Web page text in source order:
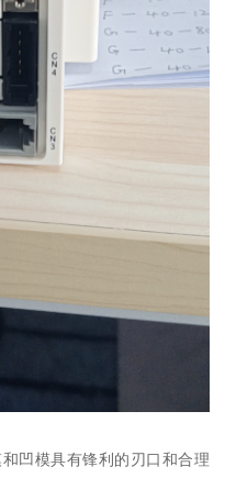
凹模具有锋利的刃口和合理